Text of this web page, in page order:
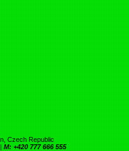
Czech Republic
| M: +420 777 666 555